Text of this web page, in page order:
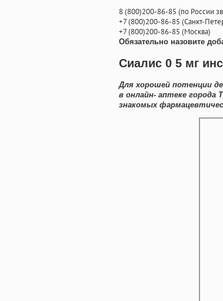
8(800)200-86-85 (по России
+7(800)200-86-85 (Санкт-
+7(800)200-86-85 (Москва)
Обязательно назовите
Сиалис 0 5 мг
Для хорошей потенции
в онлайн- аптеке
знакомых